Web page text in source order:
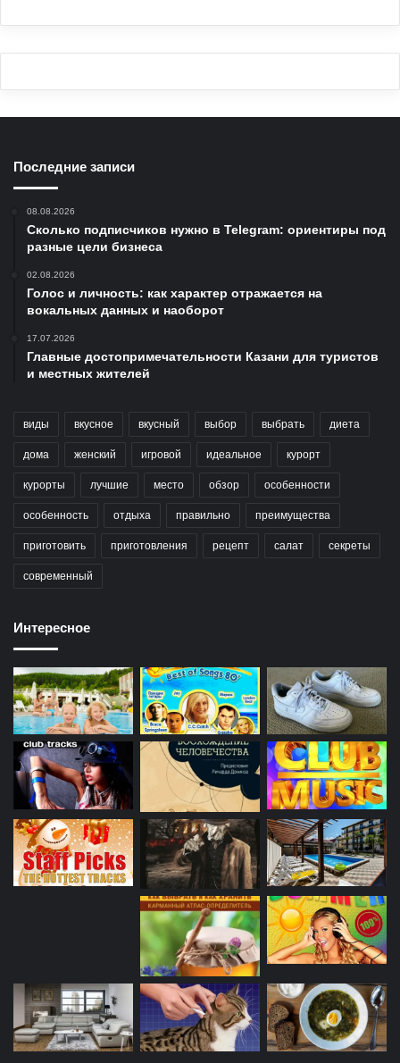
Последние записи
08.08.2026
Сколько подписчиков нужно в Telegram: ориентиры под
разные цели бизнеса
02.08.2026
Голос и личность: как характер отражается на
вокальных данных и наоборот
17.07.2026
Главные достопримечательности Казани для туристов
и местных жителей
виды вкусное вкусный выбор выбрать диета
дома женский игровой идеальное курорт
курорты лучшие место обзор особенности
особенность отдыха правильно преимущества
приготовить приготовления рецепт салат секреты
современный
Интересное